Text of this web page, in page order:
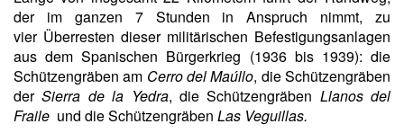
der im ganzen 7 Stunden in Anspruch nimmt, zu
vier Überresten dieser militärischen Befestigungsanlagen
aus dem Spanischen Bürgerkrieg (1936 bis 1939): die
Schützengräben am Cerro del Maúllo, die Schützengräben
derSierra de la Yedra, die Schützengräben Llanos del
Fraile und die Schützengräben Las Veguillas.